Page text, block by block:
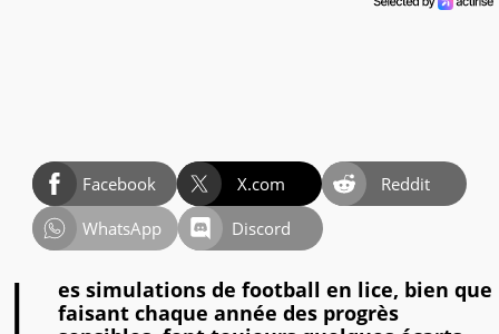
Facebook X.com
Reddit
WhatsApp
Discord
es simulations de football en lice, bien que
faisant chaque année des progrès